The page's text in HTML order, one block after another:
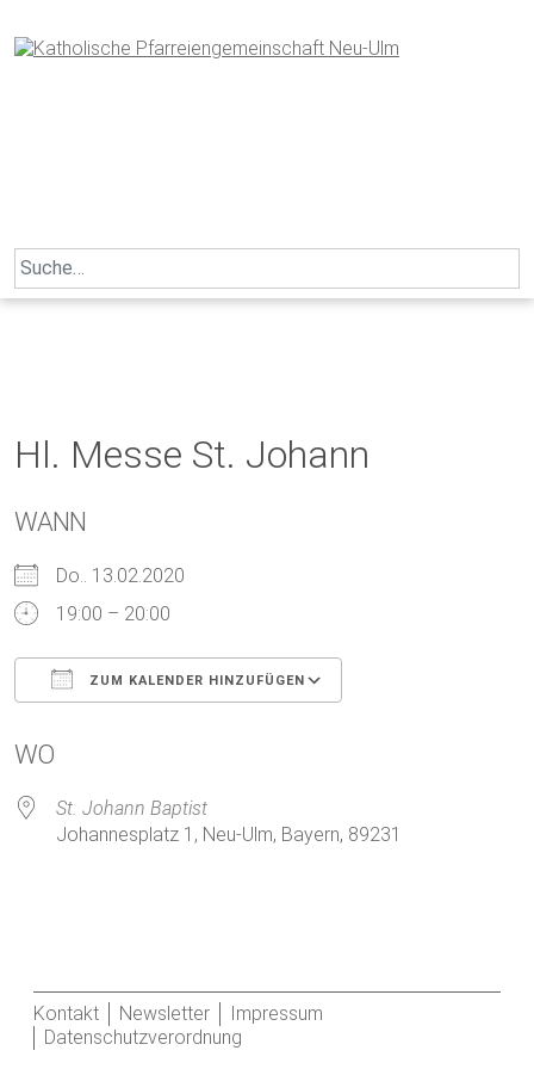
to
content
Search
for:
Hl. Messe St. Johann
WANN
Do.. 13.02.2020
19:00 – 20:00
ZUM KALENDER HINZUFÜGEN
WO
St. Johann Baptist
Johannesplatz 1, Neu-Ulm, Bayern, 89231
Kontakt Newsletter
Impressum
Datenschutzverordnung